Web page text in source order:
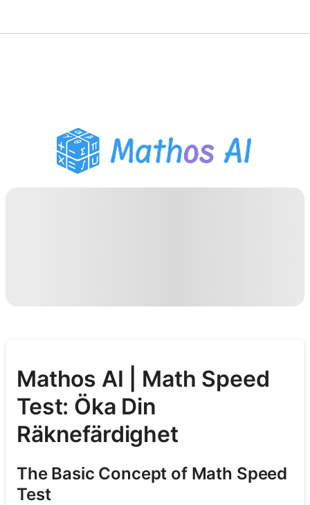
PDF Läxhjälp
Studieverktyg
Mathos AI | Math Speed
Test: Öka Din
Räknefärdighet
The Basic Concept of Math Speed
Test